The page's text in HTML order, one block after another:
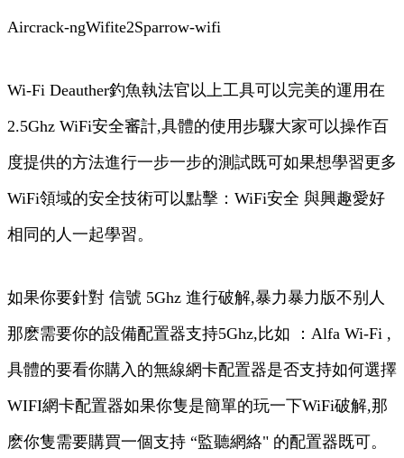
Aircrack-ngWifite2Sparrow-wifi
Wi-Fi Deauther釣魚執法官以上工具可以完美的運用在
2.5Ghz WiFi安全審計,具體的使用步驟大家可以操作百
度提供的方法進行一步一步的測試既可如果想學習更多
WiFi領域的安全技術可以點擊：WiFi安全 與興趣愛好
相同的人一起學習。
如果你要針對 信號 5Ghz 進行破解,暴力暴力版不别人
那麽需要你的設備配置器支持5Ghz,比如 ：Alfa Wi-Fi ,
具體的要看你購入的無線網卡配置器是否支持如何選擇
WIFI網卡配置器如果你隻是簡單的玩一下WiFi破解,那
麽你隻需要購買一個支持 “監聽網絡" 的配置器既可。